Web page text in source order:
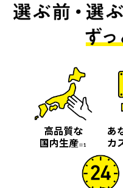
高品質な
国内生産※1
あ
カ